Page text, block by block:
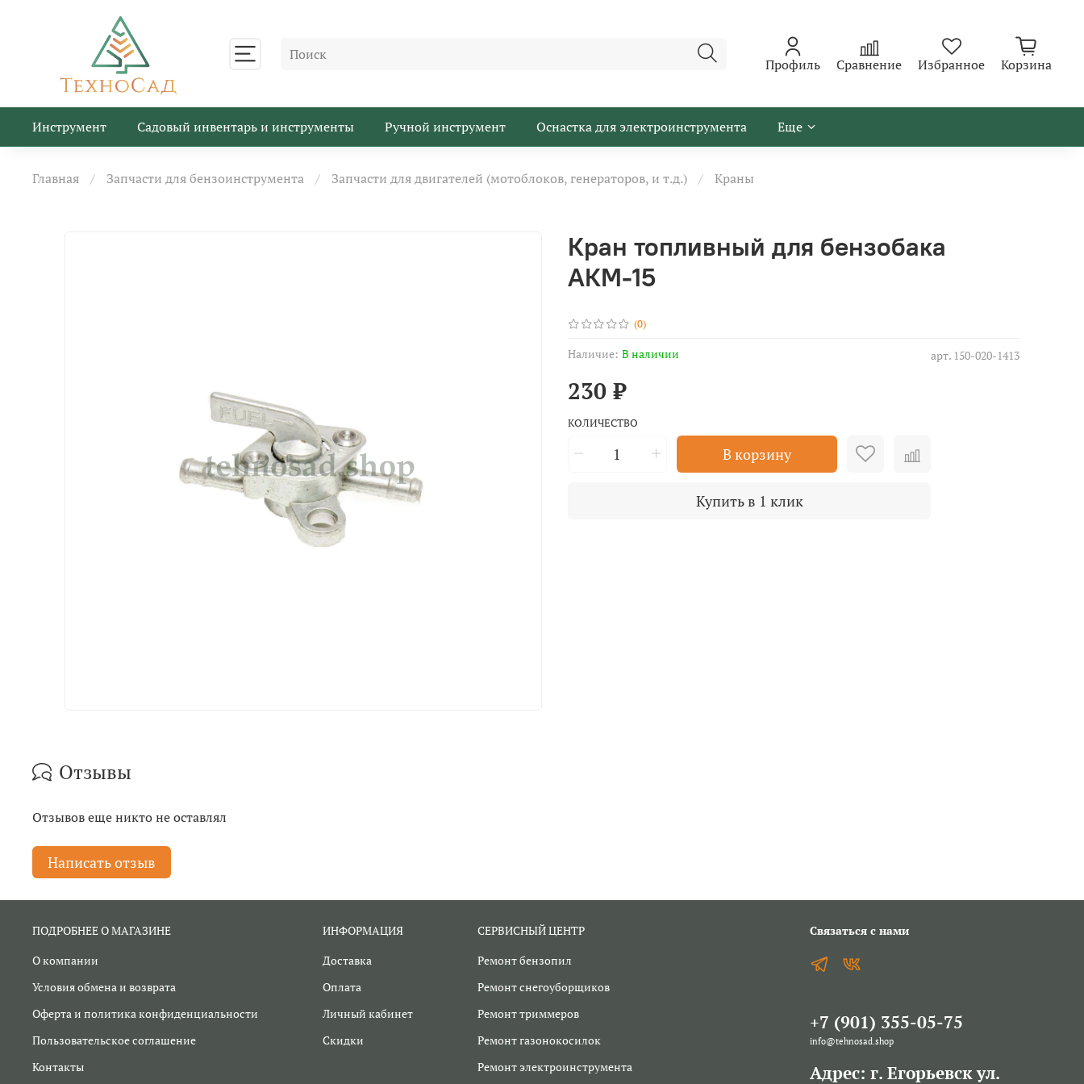
Профиль Сравнение Избранное Корзина
Инструмент Садовый инвентарь и инструменты Ручной инструмент Оснастка для электроинструмента Еще
Главная Запчасти для бензоинструмента Запчасти для двигателей (мотоблоков, генераторов, и т.д.) Краны
(0)
арт. 150-020-1413
Наличие: В наличии
Кран топливный для бензобака
АКМ-15
230 ₽
КОЛИЧЕСТВО
В корзину
Купить в 1 клик
Отзывы
Отзывов еще никто не оставлял
Написать отзыв
ПОДРОБНЕЕ О МАГАЗИНЕ
О компании
Условия обмена и возврата
Оферта и политика конфиденциальности
Пользовательское соглашение
Контакты
ИНФОРМАЦИЯ
Доставка
Оплата
Личный кабинет
Скидки
СЕРВИСНЫЙ ЦЕНТР
Ремонт бензопил
Ремонт снегоуборщиков
Ремонт триммеров
Ремонт газонокосилок
Ремонт электроинструмента
Связаться с нами
+7 (901) 355-05-75
info@tehnosad.shop
Адрес: г. Егорьевск ул.